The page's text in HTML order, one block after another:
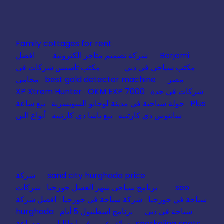
Family cottages for rent
Borjomi
شركة تصميم متاجر الكترونية
افضل
مكتب سياحي في دبي
مكتب تأسيس شركات في
مصر
best gold detector machine
محامي
شركات في جدة
XP Xtrem Hunter OKM EXP 7000
Plus
جولة سياحية في مدينة لوجانو السويسرية
بيع ساعة
سانتوس دي كارتييه
بيع باشا دي كارتييه أنواع البن
sand city hurghada price
شركة
seo
برنامج سياحي شهر العسل جورجيا
شركات
سياحة في جورجيا
شركة سياحة في جورجيا
افضل شركة
سياحة في دبي
برنامج اسطنبول 5 أيام
hurghada